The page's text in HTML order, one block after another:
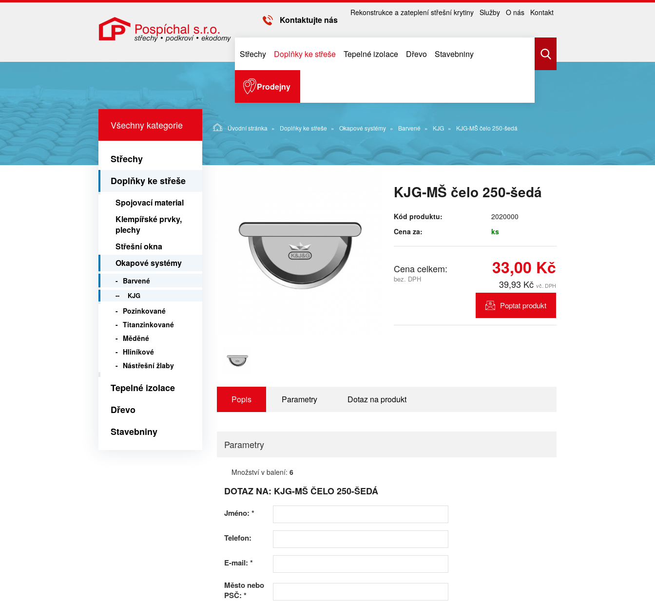
Rekonstrukce a zateplení střešní krytiny Služby O nás Kontakt
Kontaktujte nás
Střechy Doplňky ke střeše Tepelné izolace Dřevo Stavebniny
Prodejny
Úvodní stránka Doplňky ke střeše Okapové systémy Barvené KJG KJG-MŠ čelo 250-šedá
Všechny kategorie
Střechy
Doplňky ke střeše
Spojovací material
Klempířské prvky,
plechy
Střešní okna
Okapové systémy
Barvené
KJG
Pozinkované
Titanzinkované
Měděné
Hliníkové
Nástřešní žlaby
Tepelné izolace
Dřevo
Stavebniny
KJG-MŠ čelo 250-šedá
Kód produktu:
2020000
Cena za:
ks
Cena celkem:
bez. DPH
33,00 Kč
39,93 Kčvč. DPH
Poptat produkt
Popis Parametry Dotaz na produkt
Parametry
Množství v balení: 6
DOTAZ NA: KJG-MŠ ČELO 250-ŠEDÁ
Jméno: *
Telefon:
E-mail: *
Město nebo
PSČ: *